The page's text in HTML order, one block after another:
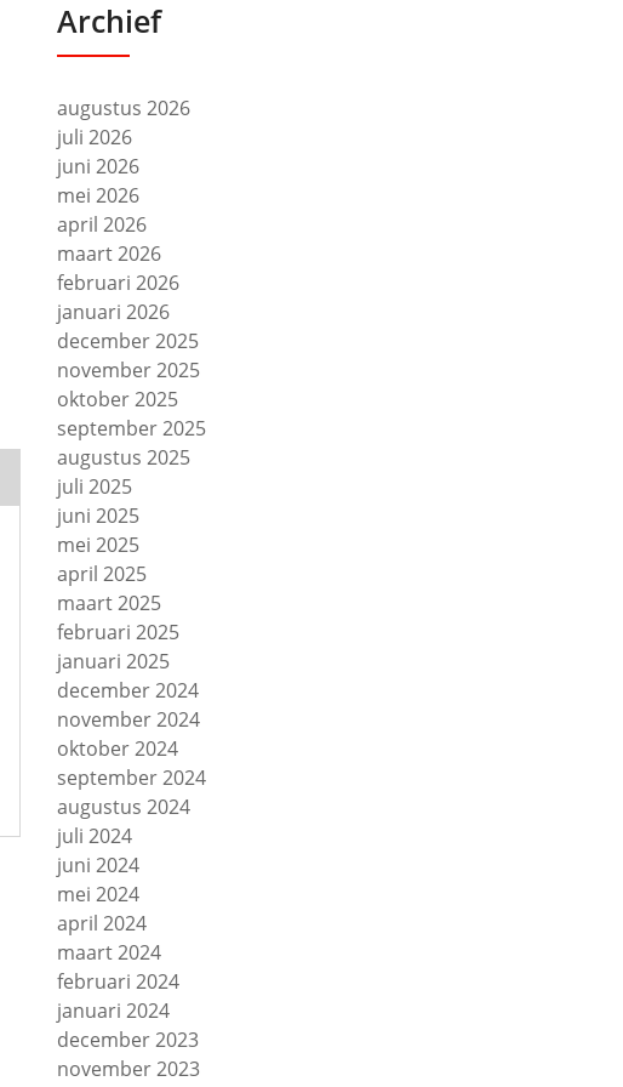
Archief
augustus 2026
juli 2026
juni 2026
mei 2026
april 2026
maart 2026
februari 2026
januari 2026
december 2025
november 2025
oktober 2025
september 2025
augustus 2025
juli 2025
juni 2025
mei 2025
april 2025
maart 2025
februari 2025
januari 2025
december 2024
november 2024
oktober 2024
september 2024
augustus 2024
juli 2024
juni 2024
mei 2024
april 2024
maart 2024
februari 2024
januari 2024
december 2023
november 2023